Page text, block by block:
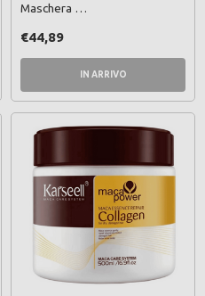
Maschera …
€44,89
IN ARRIVO